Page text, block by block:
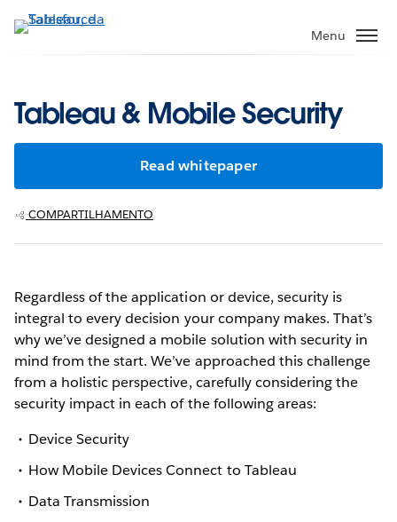
Pular
para
Menu
Tableau & Mobile Security
Read whitepaper
COMPARTILHAMENTO
Regardless of the application or device, security is
integral to every decision your company makes. That’s
why we’ve designed a mobile solution with security in
mind from the start. We’ve approached this challenge
from a holistic perspective, carefully considering the
security impact in each of the following areas:
Device Security
How Mobile Devices Connect to Tableau
Data Transmission